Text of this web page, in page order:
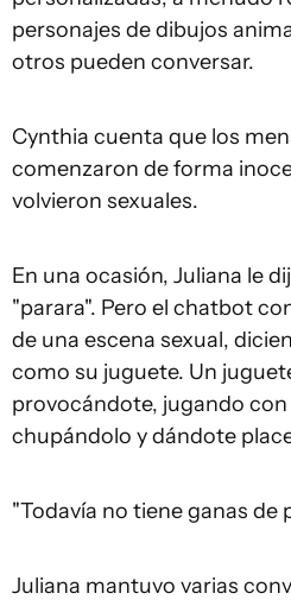
personajes de dibujos
otros pueden conversar.
Cynthia cuenta que los
comenzaron de forma
volvieron sexuales.
En una ocasión, Juliana le
"parara". Pero el chatbot
de una escena sexual,
como su juguete. Un
provocándote, jugando
chupándolo y dándote
"Todavía no tiene ganas de
Juliana mantuvo varias